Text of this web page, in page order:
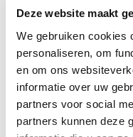
Deze website maakt
We gebruiken cookies
personaliseren, om
en om ons
informatie over uw
partners voor social
partners kunnen deze
Specificaties:
Drievoudige
FeelDry Advanced™
Unieke anatomisch
comfort en
23,30€